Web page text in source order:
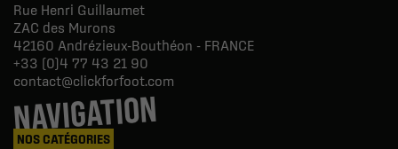
Rue Henri Guillaumet
ZAC des Murons
42160 Andrézieux-Bouthéon - FRANCE
+33 (0)4 77 43 21 90
contact@clickforfoot.com
NAVIGATION
NOS CATÉGORIES